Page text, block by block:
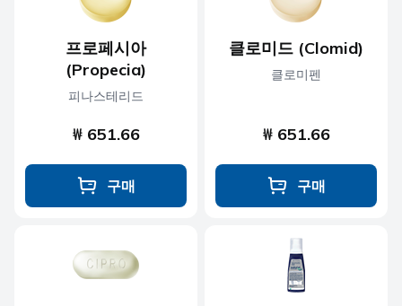
프로페시아
(Propecia)
피나스테리드
₩ 651.66
구매
클로미드 (Clomid)
클로미펜
₩ 651.66
구매